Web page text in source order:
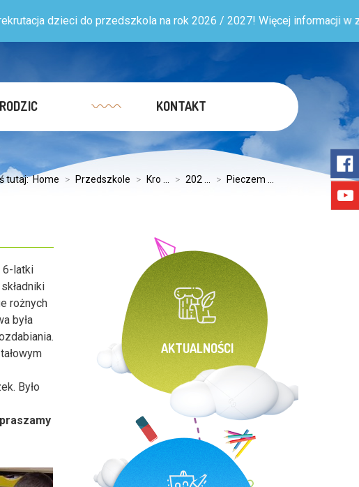
dzieci do przedszkola na rok 2026 / 2027! Więcej informacji w
RODZIC KONTAKT
tutaj:Home > Przedszkole > Kro ... > 202 ... > Pieczem ...
6-latki
rożnych
była
Było
AKTUALNOŚCI